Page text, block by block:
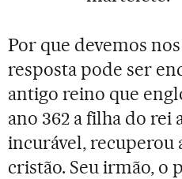
Por que devemos
resposta pode ser
antigo reino que
ano 362 a filha do rei
incurável, recuperou
cristão. Seu irmão, o